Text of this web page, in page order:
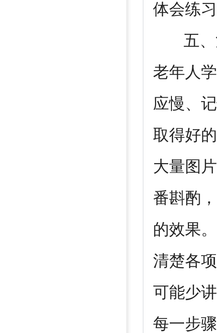
体会练
五、
老年人
应慢、
取得好
大量图
番斟酌
的效果
清楚各
可能少
每一步